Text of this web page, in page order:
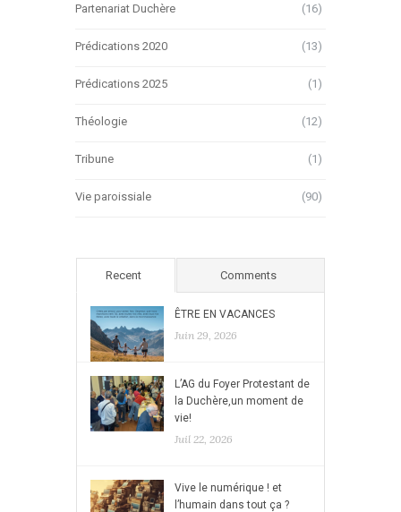
Partenariat Duchère (16)
Prédications 2020 (13)
Prédications 2025 (1)
Théologie (12)
Tribune (1)
Vie paroissiale (90)
Recent Comments
ÊTRE EN VACANCES
Juin 29, 2026
L’AG du Foyer Protestant de
la Duchère,un moment de
vie!
Juil 22, 2026
Vive le numérique ! et
l’humain dans tout ça ?